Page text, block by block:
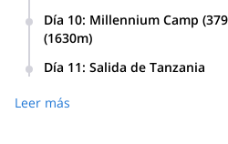
Día 10: Millennium Camp
(1630m)
Día 11: Salida de Tanzania
Leer más